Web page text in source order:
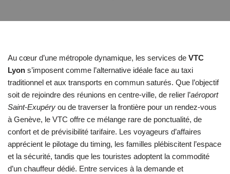
Au cœur d’une métropole dynamique, les services de VTC
Lyon s’imposent comme l’alternative idéale face au taxi
traditionnel et aux transports en commun saturés. Que l’objectif
soit de rejoindre des réunions en centre-ville, de relier l’aéroport
Saint-Exupéry ou de traverser la frontière pour un rendez-vous
à Genève, le VTC offre ce mélange rare de ponctualité, de
confort et de prévisibilité tarifaire. Les voyageurs d’affaires
apprécient le pilotage du timing, les familles plébiscitent l’espace
et la sécurité, tandis que les touristes adoptent la commodité
d’un chauffeur dédié. Entre services à la demande et